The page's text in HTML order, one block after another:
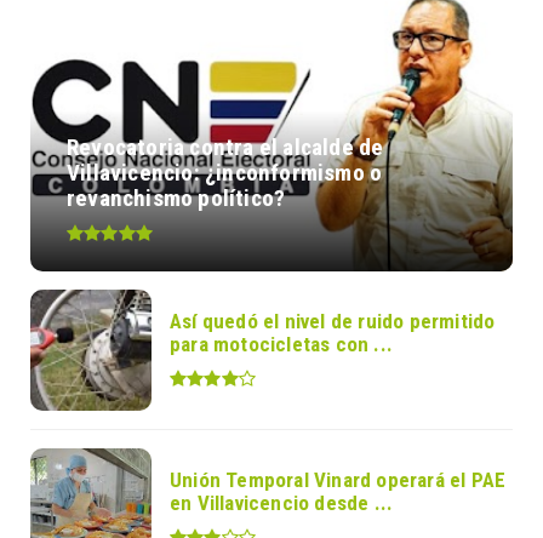
Revocatoria contra el alcalde de
Villavicencio: ¿inconformismo o
revanchismo político?
Así quedó el nivel de ruido permitido
para motocicletas con ...
Unión Temporal Vinard operará el PAE
en Villavicencio desde ...